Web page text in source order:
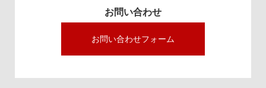
お問い合わせ
お問い合わせフォーム